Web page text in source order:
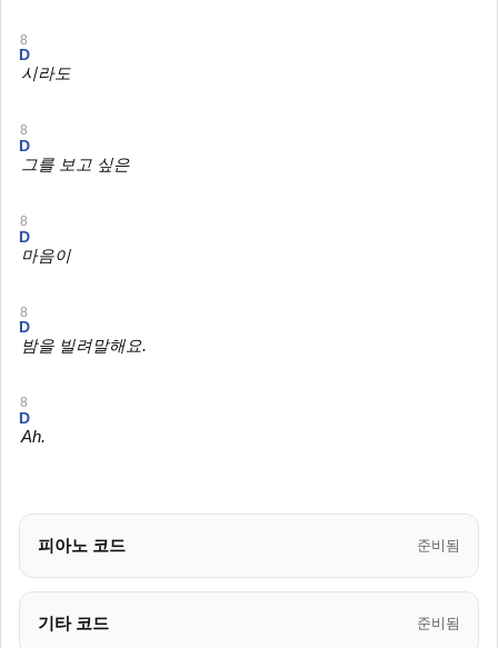
D
8
시라도
D
8
그를 보고 싶은
D
8
마음이
D
8
밤을 빌려말해요.
D
8
Ah.
피아노 코드 준비됨
기타 코드 준비됨